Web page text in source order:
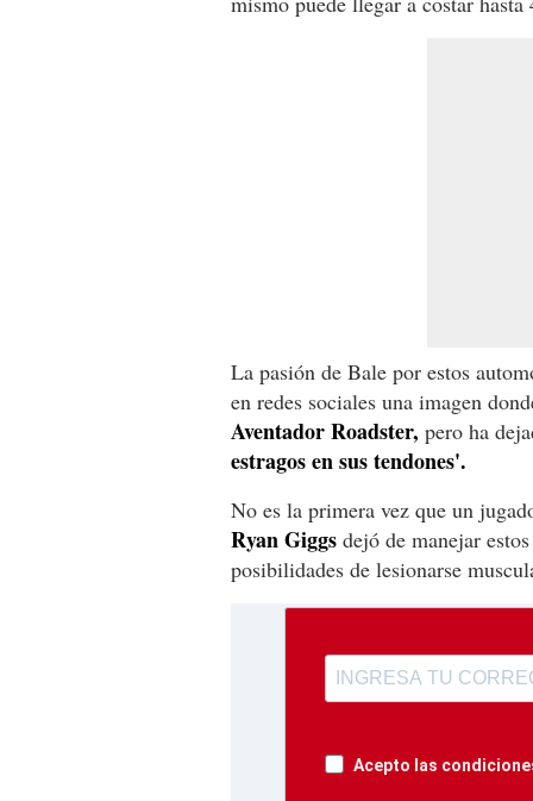
La pasión de Bale por estos
en redes sociales una imagen
Aventador Roadster, pero ha
estragos en sus tendones'.
No es la primera vez que un
Ryan Giggs dejó de manejar
posibilidades de lesionarse
Acepto las